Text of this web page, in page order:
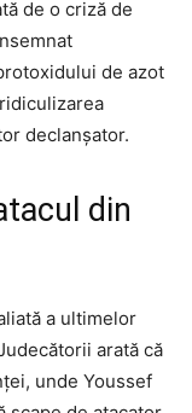
de o criză de
de azot
declanșator.
din
a ultimelor
arată că
unde Youssef